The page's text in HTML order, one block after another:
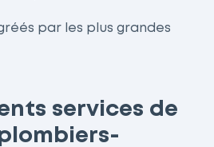
par les plus grandes
services de